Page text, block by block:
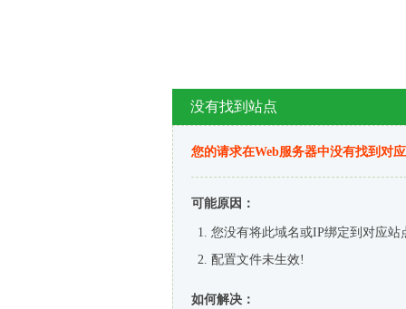
没有找到站点
您的请求在Web服务器中没有找到对
可能原因：
您没有将此域名或IP绑定到对应站
配置文件未生效!
如何解决：